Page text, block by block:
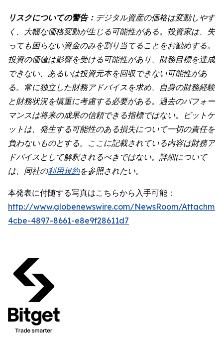
リスクについての警告： デジタル資産の価格は変動しやす
く、大幅な価格変動が生じる可能性がある。投資家は、失
っても困らない資金のみを割り当てることをお勧めする。
投資の価値は影響を受ける可能性があり、財務目標を達成
できない、あるいは投資元本を回収できない可能性があ
る。常に独立した財務アドバイスを求め、自身の財務経験
と財務状況を慎重に考慮する必要がある。過去のパフォー
マンスは将来の成果の信頼できる指標ではない。ビットゲ
ットは、発生する可能性のある損失について一切の責任を
負わないものとする。ここに記載されている内容は財務ア
ドバイスとして解釈されるべきではない。詳細について
は、同社の利用規約を参照されたい。
本発表に付随する写真はこちらから入手可能：
http://www.globenewswire.com/NewsRoom/
4cbe-4897-8661-e8e9f28611d7